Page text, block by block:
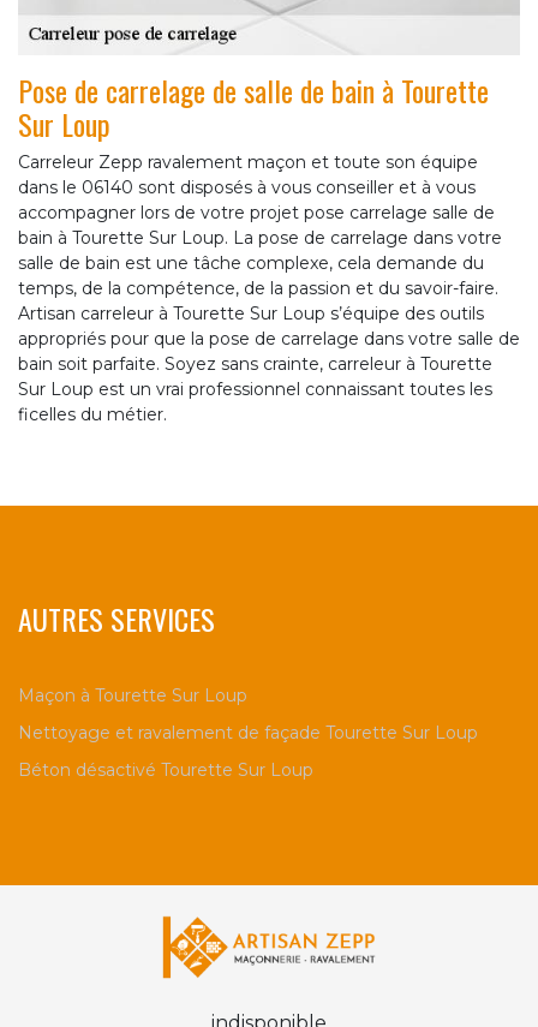
Pose de carrelage de salle de bain à Tourette
Sur Loup
Carreleur Zepp ravalement maçon et toute son équipe
dans le 06140 sont disposés à vous conseiller et à vous
accompagner lors de votre projet pose carrelage salle de
bain à Tourette Sur Loup. La pose de carrelage dans votre
salle de bain est une tâche complexe, cela demande du
temps, de la compétence, de la passion et du savoir-faire.
Artisan carreleur à Tourette Sur Loup s’équipe des outils
appropriés pour que la pose de carrelage dans votre salle de
bain soit parfaite. Soyez sans crainte, carreleur à Tourette
Sur Loup est un vrai professionnel connaissant toutes les
ficelles du métier.
AUTRES SERVICES
Maçon à Tourette Sur Loup
Nettoyage et ravalement de façade Tourette Sur Loup
Béton désactivé Tourette Sur Loup